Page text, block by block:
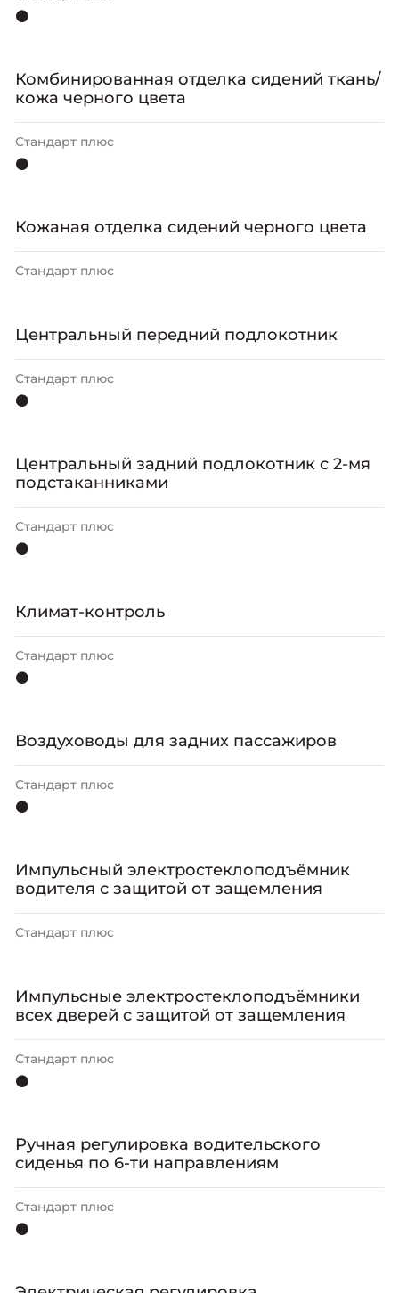
⚫
Комбинированная отделка сидений ткань/
кожа черного цвета
Стандарт плюс
⚫
Кожаная отделка сидений черного цвета
Стандарт плюс
Центральный передний подлокотник
Стандарт плюс
⚫
Центральный задний подлокотник с 2-мя
подстаканниками
Стандарт плюс
⚫
Климат-контроль
Стандарт плюс
⚫
Воздуховоды для задних пассажиров
Стандарт плюс
⚫
Импульсный электростеклоподъёмник
водителя с защитой от защемления
Стандарт плюс
Импульсные электростеклоподъёмники
всех дверей с защитой от защемления
Стандарт плюс
⚫
Ручная регулировка водительского
сиденья по 6-ти направлениям
Стандарт плюс
⚫